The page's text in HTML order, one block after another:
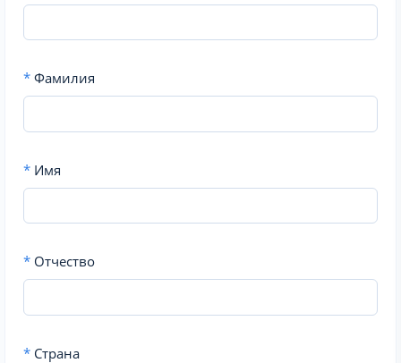
* Фамилия
* Имя
* Отчество
* Страна